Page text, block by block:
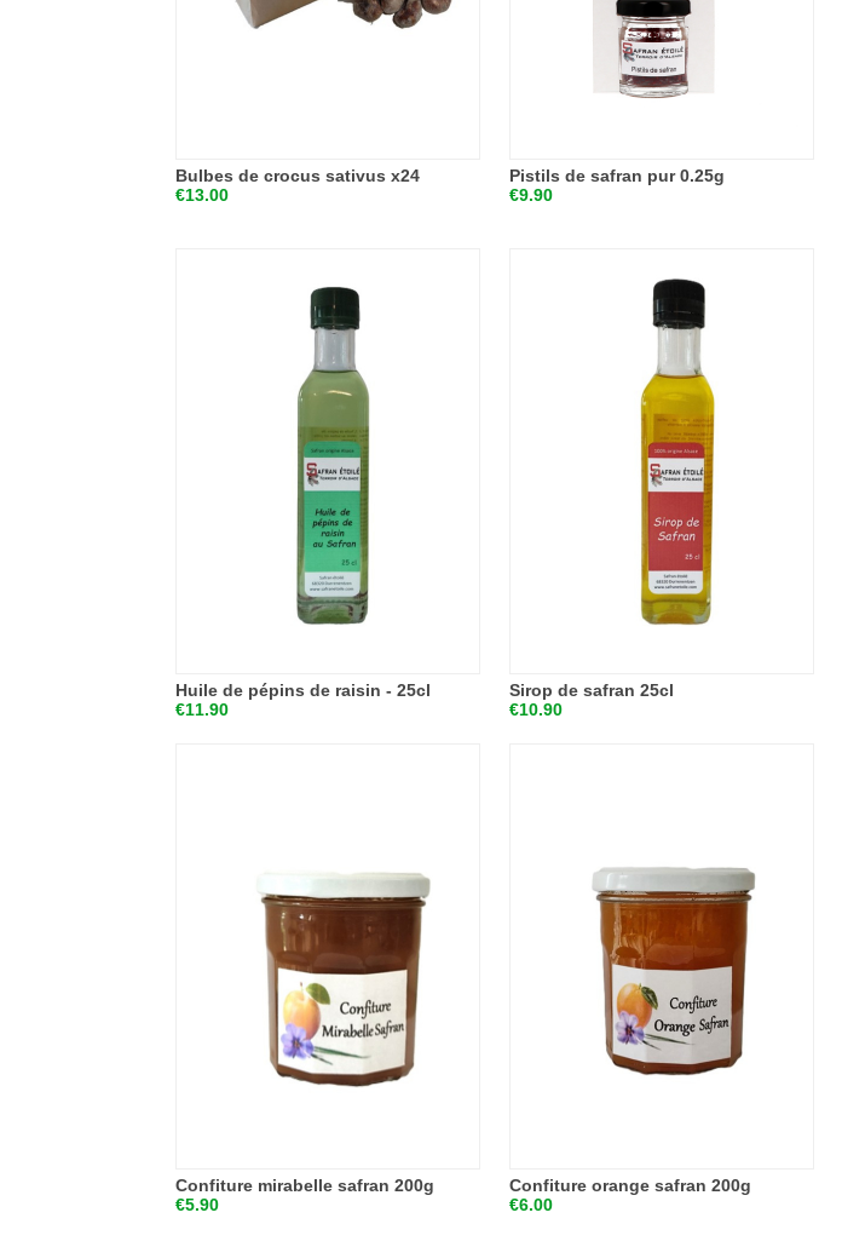
Bulbes de crocus sativus x24
€13.00
Pistils de safran pur 0.25g
€9.90
Huile de pépins de raisin - 25cl
€11.90
Sirop de safran 25cl
€10.90
Confiture mirabelle safran 200g
€5.90
Confiture orange safran 200g
€6.00